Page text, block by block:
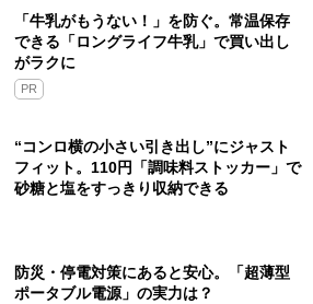
「牛乳がもうない！」を防ぐ。常温保存
できる「ロングライフ牛乳」で買い出し
がラクに
PR
“コンロ横の小さい引き出し”にジャスト
フィット。110円「調味料ストッカー」で
砂糖と塩をすっきり収納できる
防災・停電対策にあると安心。「超薄型
ポータブル電源」の実力は？​